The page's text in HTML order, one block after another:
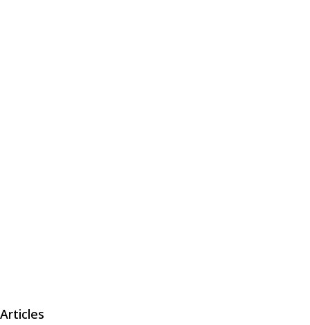
Articles